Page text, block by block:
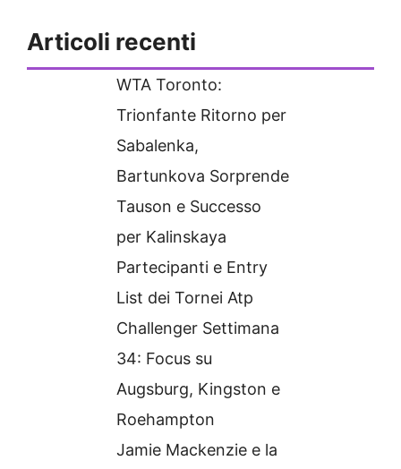
Articoli recenti
WTA Toronto:
Trionfante Ritorno per
Sabalenka,
Bartunkova Sorprende
Tauson e Successo
per Kalinskaya
Partecipanti e Entry
List dei Tornei Atp
Challenger Settimana
34: Focus su
Augsburg, Kingston e
Roehampton
Jamie Mackenzie e la